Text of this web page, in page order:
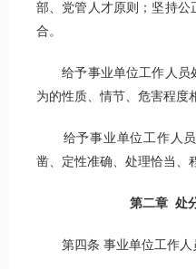
部、党管人才原则；坚持
合。
给予事业单位工作人员
为的性质、情节、危害程度
给予事业单位工作人员
凿、定性准确、处理恰当、
第二章 处
第四条 事业单位工作人